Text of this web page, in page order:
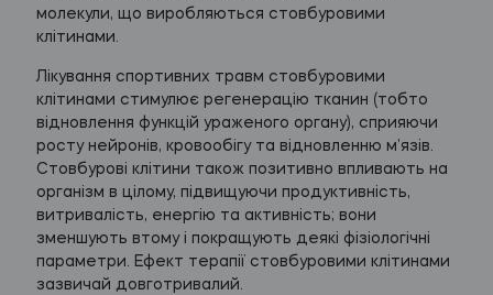
молекули, що виробляються стовбуровими
клітинами.
Лікування спортивних травм стовбуровими
клітинами стимулює регенерацію тканин (тобто
відновлення функцій ураженого органу), сприяючи
росту нейронів, кровообігу та відновленню м’язів.
Стовбурові клітини також позитивно впливають на
організм в цілому, підвищуючи продуктивність,
витривалість, енергію та активність; вони
зменшують втому і покращують деякі фізіологічні
параметри. Ефект терапії стовбуровими клітинами
зазвичай довготривалий.